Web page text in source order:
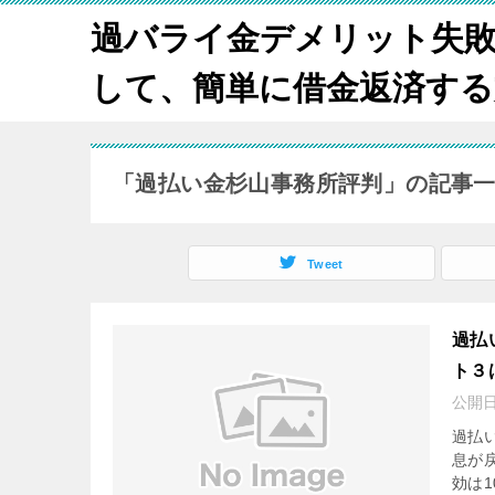
過バライ金デメリット失
して、簡単に借金返済す
「過払い金杉山事務所評判」の記事
Tweet
過払
ト
公開
過払
息が
効は